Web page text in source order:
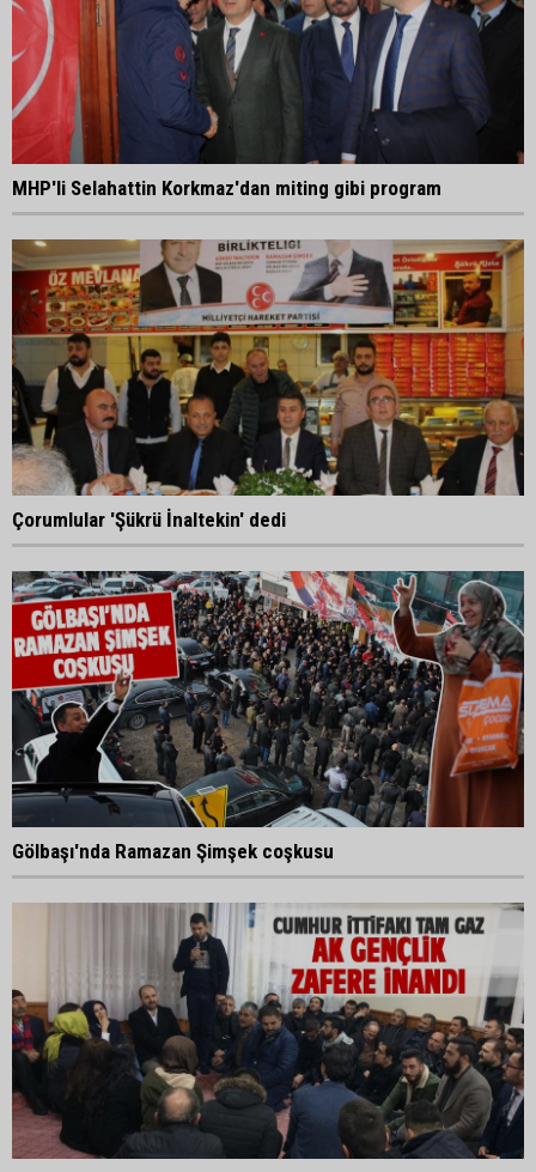
MHP'li Selahattin Korkmaz'dan miting gibi program
Çorumlular 'Şükrü İnaltekin' dedi
Gölbaşı'nda Ramazan Şimşek coşkusu